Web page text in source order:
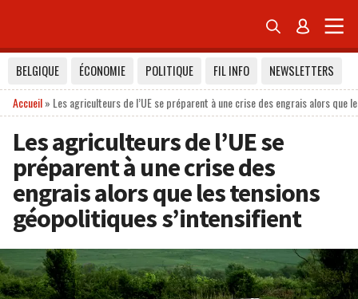
 
BELGIQUE ÉCONOMIE POLITIQUE FIL INFO
NEWSLETTERS
Accueil» Les agriculteurs de l’UE se préparent à une crise des engrais alors que
Les agriculteurs de l’UE se
préparent à une crise des
engrais alors que les tensions
géopolitiques s’intensifient